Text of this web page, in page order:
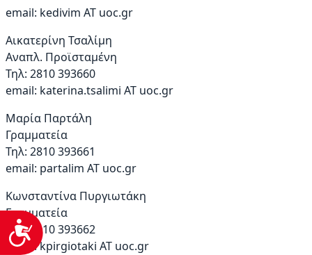
Προσβασιμότητα
email: kedivim AT uoc.gr
Αικατερίνη Τσαλίμη
Αναπλ. Προϊσταμένη
Τηλ: 2810 393660
email: katerina.tsalimi ΑΤ uoc.gr
Μαρία Παρτάλη
Γραμματεία
Τηλ: 2810 393661
email: partalim AT uoc.gr
Κωνσταντίνα Πυργιωτάκη
Γραμματεία
Τηλ: 2810 393662
email:kpirgiotaki AT uoc.gr